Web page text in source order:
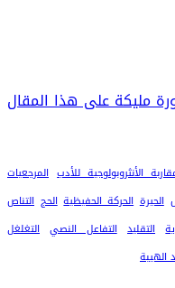
مليكة على هذا المقال
الأنثروبولوجية للأدب المرجعيات
الحيرة الحركة الحفيظية الحج التناص
التقليد التفاعل النصي التغلغل
الهيبة